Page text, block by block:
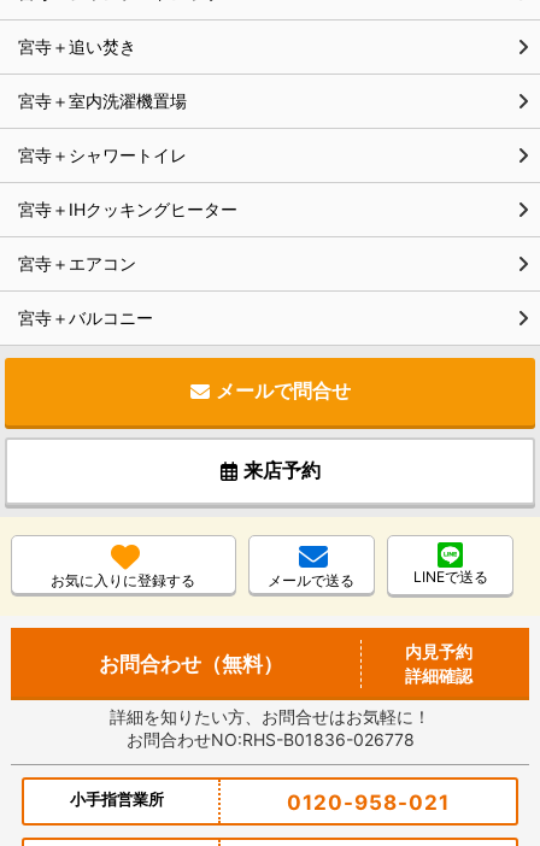
宮寺＋追い焚き
宮寺＋室内洗濯機置場
宮寺＋シャワートイレ
宮寺＋IHクッキングヒーター
宮寺＋エアコン
宮寺＋バルコニー
メールで問合せ
来店予約
お気に入りに登録する メールで送る LINEで送る
お問合わせ（無料）
内見予約
詳細確認
詳細を知りたい方、お問合せはお気軽に！
お問合わせNO:RHS-B01836-026778
小手指営業所 0120-958-021